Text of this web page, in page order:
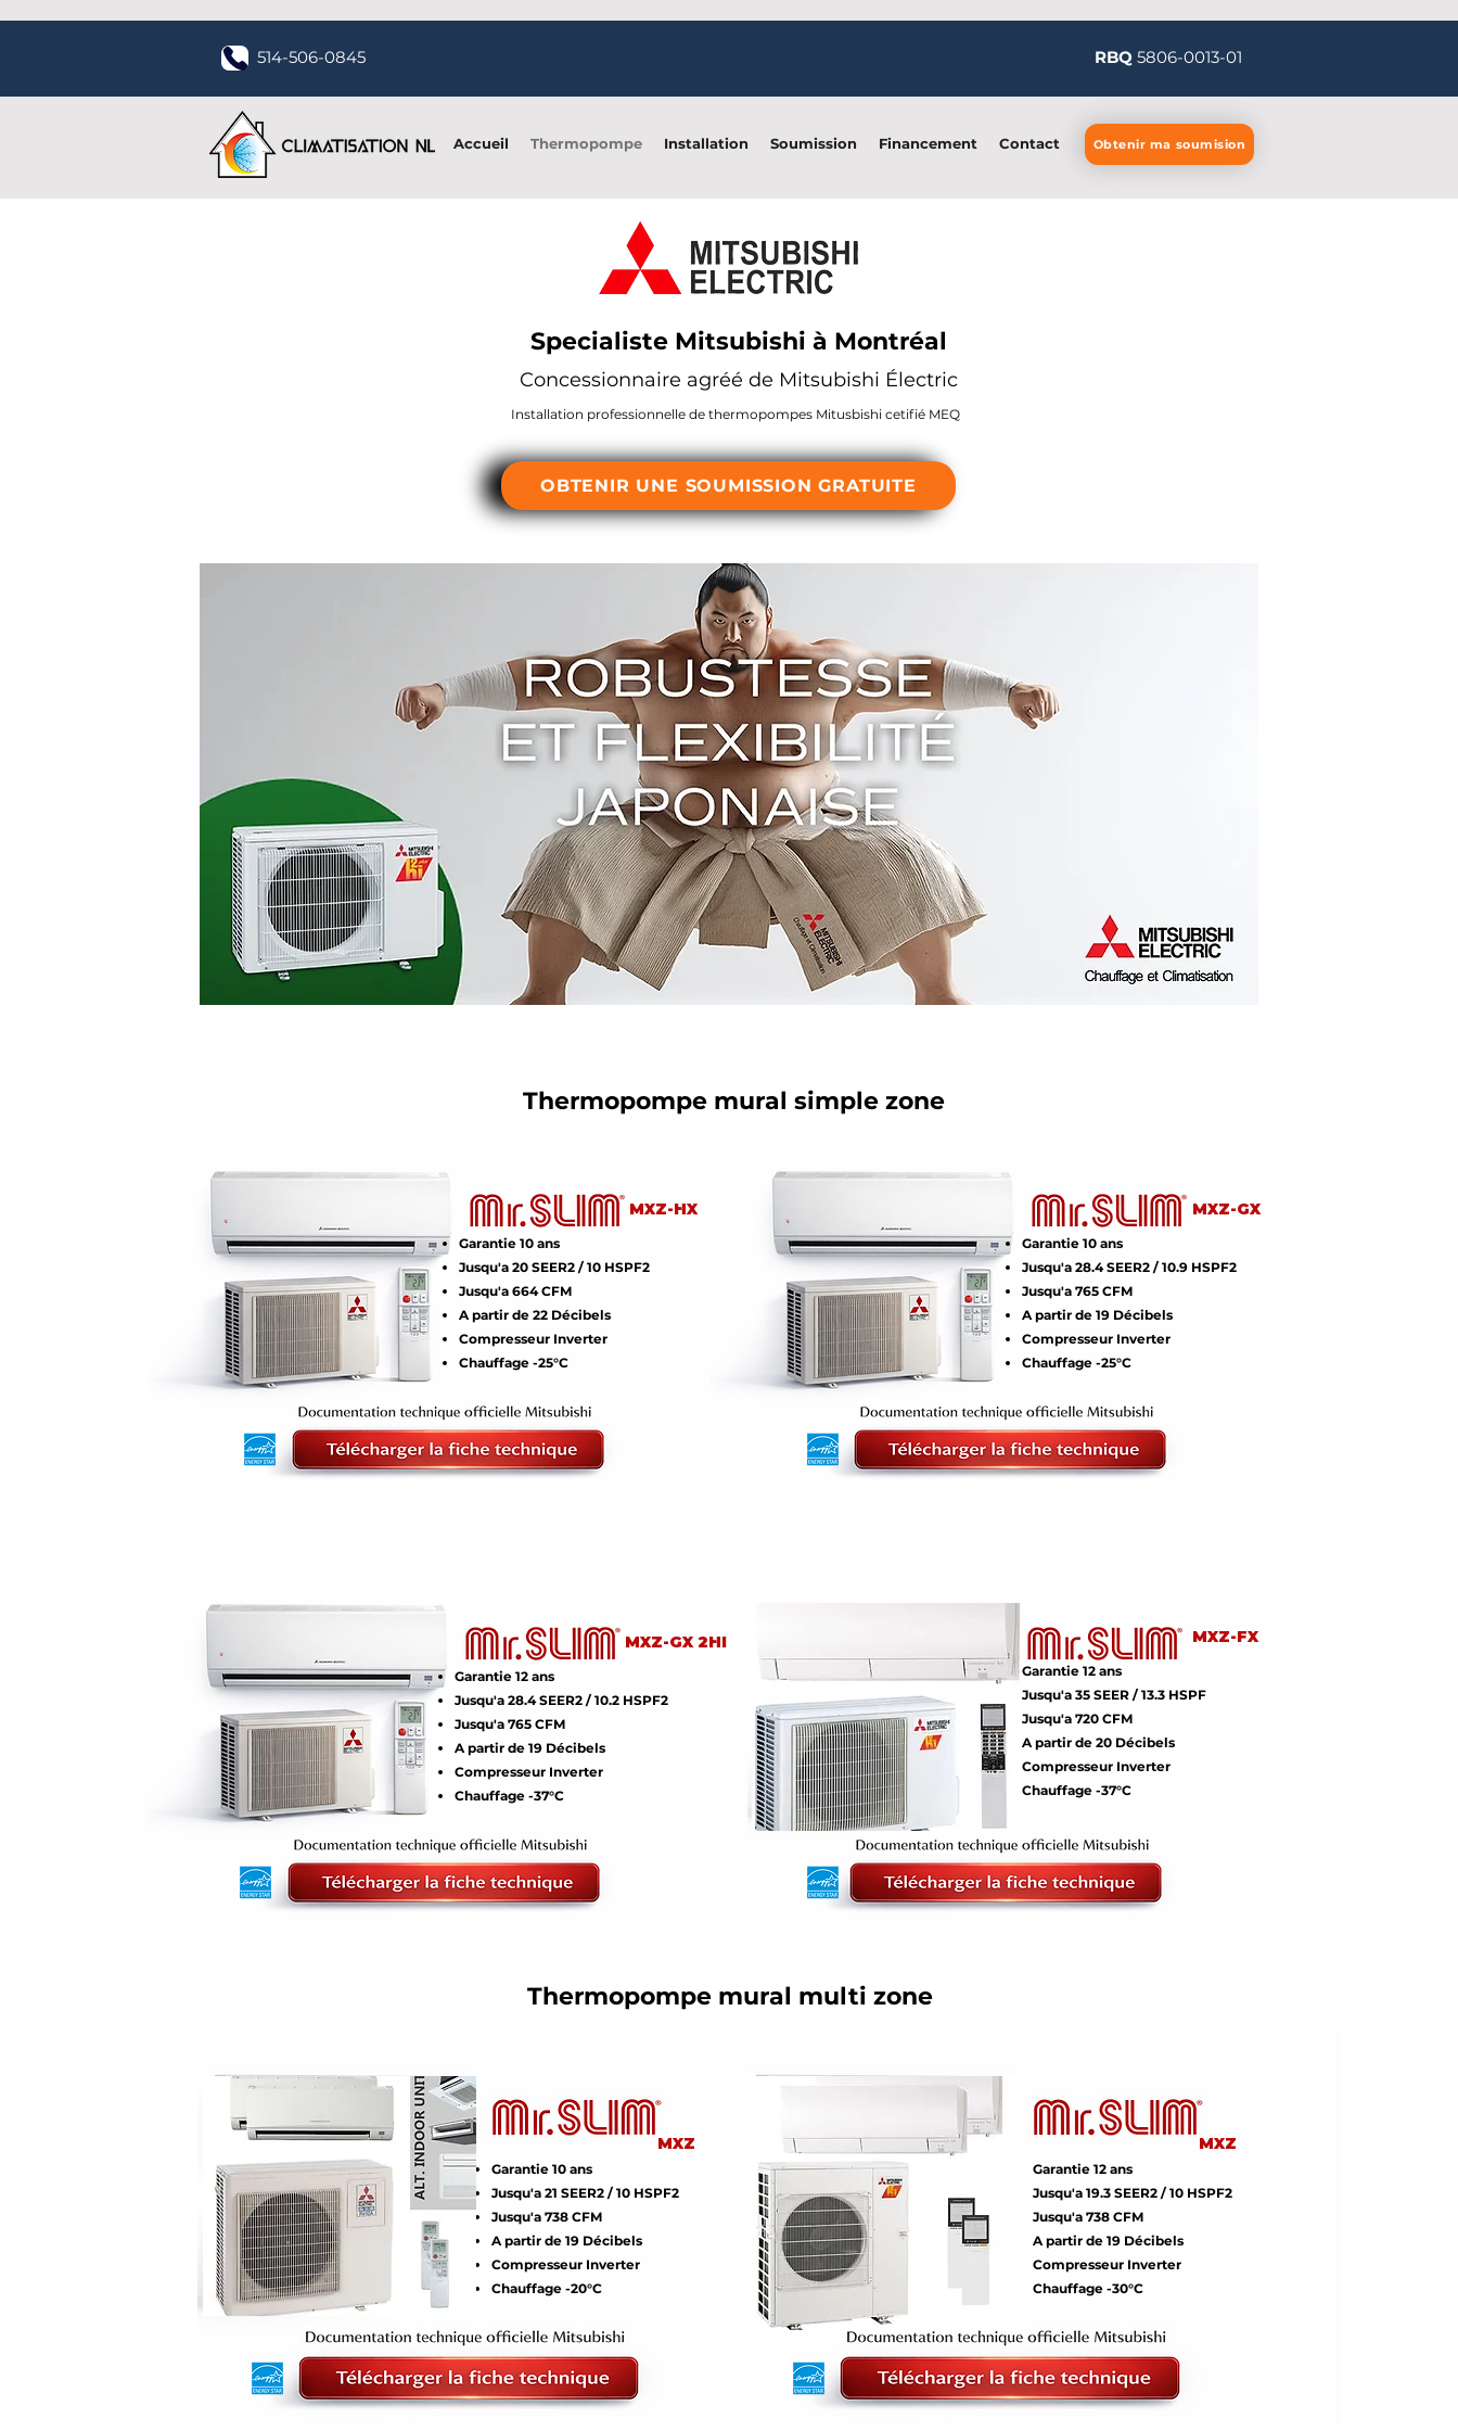
514-506-0845 RBQ 5806-0013-01
Accueil Thermopompe Installation Soumission Financement Contact Obtenir ma soumision
Specialiste Mitsubishi à Montréal
Concessionnaire agréé de Mitsubishi Électric
Installation professionnelle de thermopompes Mitusbishi cetifié MEQ
OBTENIR UNE SOUMISSION GRATUITE
Garantie 10 ans
Jusqu'a 20 SEER2 / 10 HSPF2
Jusqu'a 664 CFM
A partir de 22 Décibels
Compresseur Inverter
Chauffage -25°C
MXZ-HX
Garantie 10 ans
Jusqu'a 28.4 SEER2 / 10.9 HSPF2
Jusqu'a 765 CFM
A partir de 19 Décibels
Compresseur Inverter
Chauffage -25°C
MXZ-GX
Thermopompe mural simple zone
Garantie 12 ans
Jusqu'a 35 SEER / 13.3 HSPF
Jusqu'a 720 CFM
A partir de 20 Décibels
Compresseur Inverter
Chauffage -37°C
MXZ-FX
Garantie 12 ans
Jusqu'a 28.4 SEER2 / 10.2 HSPF2
Jusqu'a 765 CFM
A partir de 19 Décibels
Compresseur Inverter
Chauffage -37°C
MXZ-GX 2HI
Thermopompe mural multi zone
Garantie 10 ans
Jusqu'a 21 SEER2 / 10 HSPF2
Jusqu'a 738 CFM
A partir de 19 Décibels
Compresseur Inverter
Chauffage -20°C
MXZ
Garantie 12 ans
Jusqu'a 19.3 SEER2 / 10 HSPF2
Jusqu'a 738 CFM
A partir de 19 Décibels
Compresseur Inverter
Chauffage -30°C
MXZ